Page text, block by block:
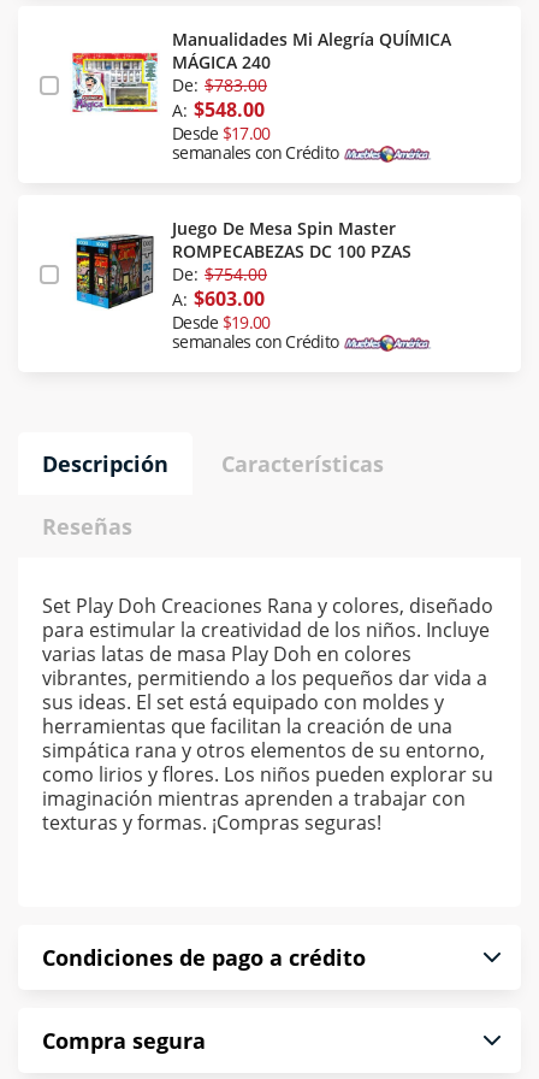
Manualidades Mi Alegría QUÍMICA
MÁGICA 240
De: $783.00
A: $548.00
Desde $17.00
semanales con Crédito
Juego De Mesa Spin Master
ROMPECABEZAS DC 100 PZAS
De: $754.00
A: $603.00
Desde $19.00
semanales con Crédito
Descripción Características
Reseñas
Set Play Doh Creaciones Rana y colores, diseñado
para estimular la creatividad de los niños. Incluye
varias latas de masa Play Doh en colores
vibrantes, permitiendo a los pequeños dar vida a
sus ideas. El set está equipado con moldes y
herramientas que facilitan la creación de una
simpática rana y otros elementos de su entorno,
como lirios y flores. Los niños pueden explorar su
imaginación mientras aprenden a trabajar con
texturas y formas. ¡Compras seguras!
Condiciones de pago a crédito
puntualmente. Al finalizar tu compra generas el
Compra segura